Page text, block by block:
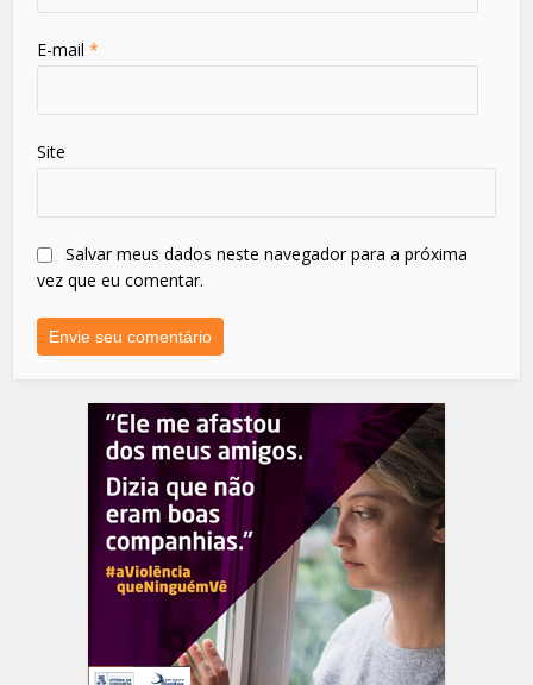
E-mail*
Site
Salvar meus dados neste navegador para a próxima
vez que eu comentar.